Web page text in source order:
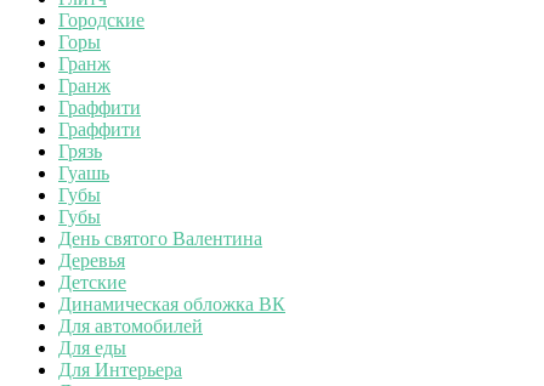
Городские
Горы
Гранж
Гранж
Граффити
Граффити
Грязь
Гуашь
Губы
Губы
День святого Валентина
Деревья
Детские
Динамическая обложка ВК
Для автомобилей
Для еды
Для Интерьера